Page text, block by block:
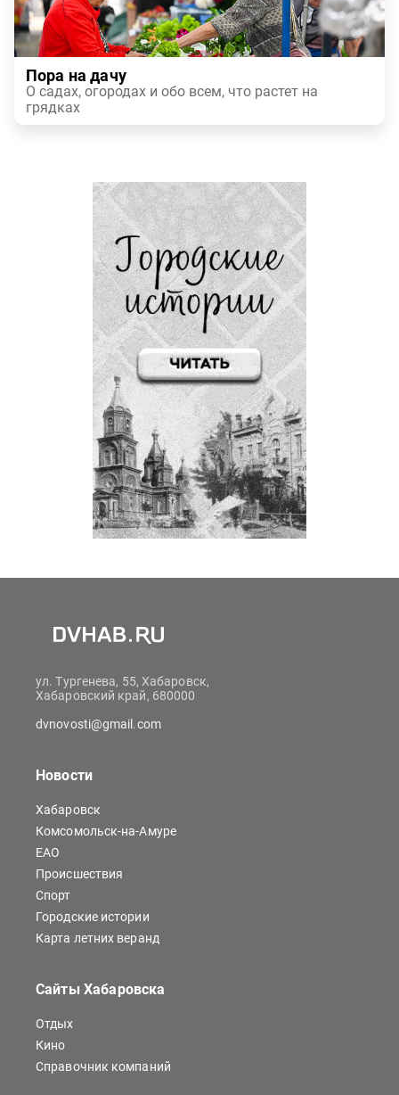
Пора на дачу
О садах, огородах и обо всем, что растет на
грядках
ул. Тургенева, 55, Хабаровск,
Хабаровский край, 680000
dvnovosti@gmail.com
Новости
Хабаровск
Комсомольск-на-Амуре
ЕАО
Происшествия
Спорт
Городские истории
Карта летних веранд
Сайты Хабаровска
Отдых
Кино
Справочник компаний